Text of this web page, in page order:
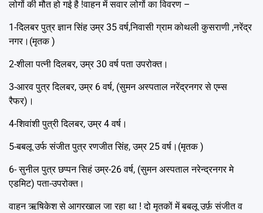
लोगों की मौत हो गई है !वाहन में सवार लोगों का विवरण –
1-दिलबर पुत्र ज्ञान सिंह उम्र 35 वर्ष,निवासी ग्राम कोथली कुसराणी ,नरेंद्र
नगर।(मृतक )
2-शीला पत्नी दिलबर, उम्र 30 वर्ष पता उपरोक्त।
3-आरव पुत्र दिलबर, उम्र 6 वर्ष, (सुमन अस्पताल नरेंद्रनगर से एम्स
रैफर)।
4-शिवांशी पुत्री दिलबर, उम्र 4 वर्ष।
5-बबलू उर्फ संजीत पुत्र रणजीत सिंह, उम्र 25 वर्ष।(मृतक )
6- सुनील पुत्र छप्पन सिहं उम्र-26 वर्ष, (सुमन अस्पताल नरेन्द्रनगर मे
एडमिट) पता-उपरोक्त।
वाहन ऋषिकेश से आगरखाल जा रहा था ! दो मृतकों में बबलू उर्फ़ संजीत व